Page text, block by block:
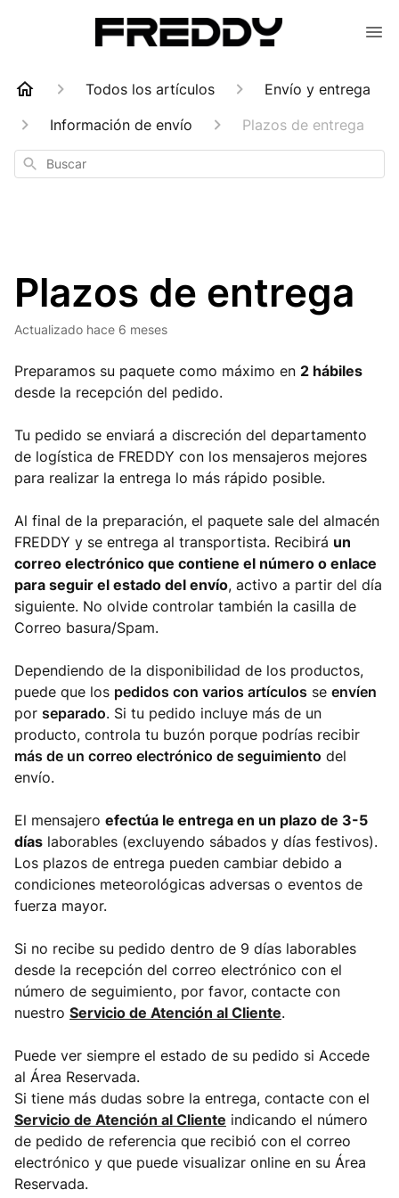
Todos los artículos
Envío y entrega
Información de envío
Plazos de entrega
Buscar
Plazos de entrega
Actualizado hace 6 meses
Preparamos su paquete como máximo en 2 hábiles
desde la recepción del pedido.
Tu pedido se enviará a discreción del departamento
de logística de FREDDY con los mensajeros mejores
para realizar la entrega lo más rápido posible.
Al final de la preparación, el paquete sale del almacén
FREDDY y se entrega al transportista. Recibirá un
correo electrónico que contiene el número o enlace
para seguir el estado del envío, activo a partir del día
siguiente. No olvide controlar también la casilla de
Correo basura/Spam.
Dependiendo de la disponibilidad de los productos,
puede que los pedidos con varios artículos se envíen
por separado. Si tu pedido incluye más de un
producto, controla tu buzón porque podrías recibir
más de un correo electrónico de seguimiento del
envío.
El mensajero efectúa le entrega en un plazo de 3-5
días laborables (excluyendo sábados y días festivos).
Los plazos de entrega pueden cambiar debido a
condiciones meteorológicas adversas o eventos de
fuerza mayor.
Si no recibe su pedido dentro de 9 días laborables
desde la recepción del correo electrónico con el
número de seguimiento, por favor, contacte con
nuestro Servicio de Atención al Cliente.
Puede ver siempre el estado de su pedido si Accede
al Área Reservada.
Si tiene más dudas sobre la entrega, contacte con el
Servicio de Atención al Cliente indicando el número
de pedido de referencia que recibió con el correo
electrónico y que puede visualizar online en su Área
Reservada.